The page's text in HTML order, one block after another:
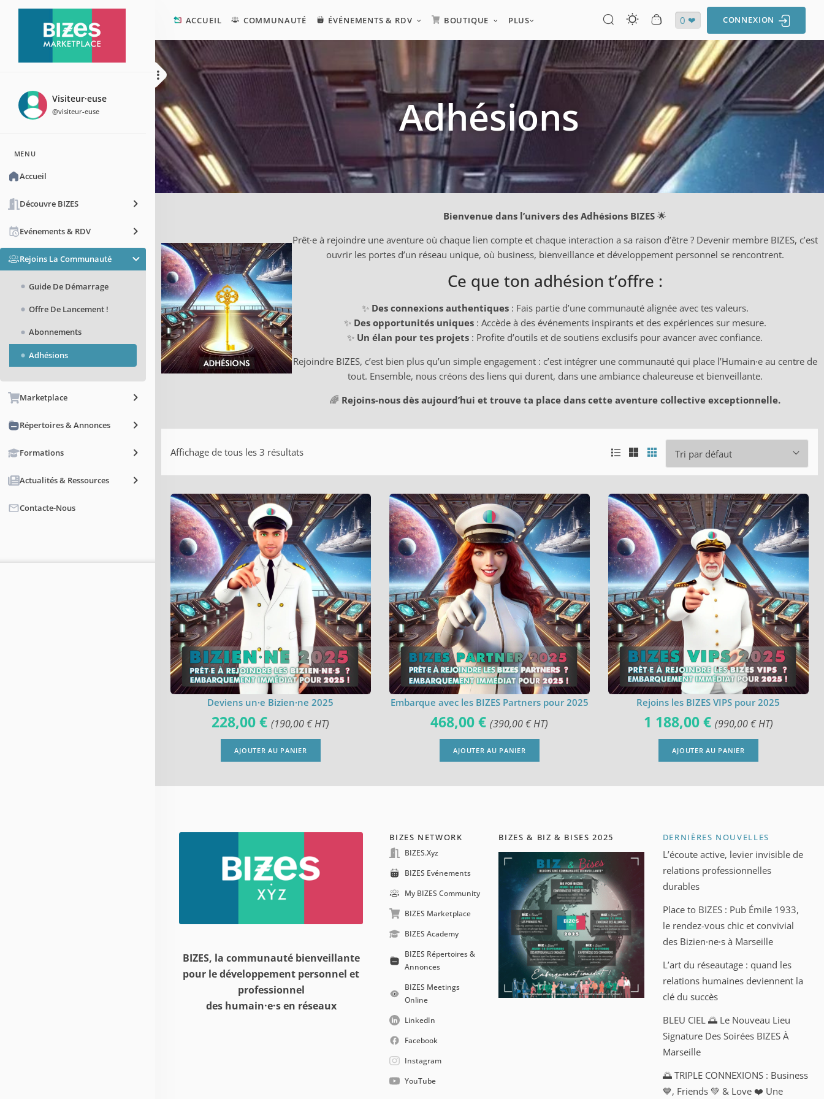
Visiteur·euse
@visiteur-euse
MENU
Accueil
Découvre BIZES
Evénements & RDV
Rejoins La Communauté
Guide De Démarrage
Offre De Lancement !
Abonnements
Adhésions
Marketplace
Répertoires & Annonces
Formations
Actualités & Ressources
Contacte-Nous
ACCUEIL COMMUNAUTÉ ÉVÉNEMENTS & RDV BOUTIQUE PLUS 0 ❤ CONNEXION
Adhésions
Bienvenue dans l’univers des Adhésions BIZES 🌟
Prêt·e à rejoindre une aventure où chaque lien compte et chaque interaction a sa raison d’être ? Devenir membre BIZES, c’est
ouvrir les portes d’un réseau unique, où business, bienveillance et développement personnel se rencontrent.
Ce que ton adhésion t’offre :
✨ Des connexions authentiques: Fais partie d’une communauté alignée avec tes valeurs.
✨ Des opportunités uniques: Accède à des événements inspirants et des expériences sur mesure.
✨ Un élan pour tes projets : Profite d’outils et de soutiens exclusifs pour avancer avec confiance.
Rejoindre BIZES, c’est bien plus qu’un simple engagement : c’est intégrer une communauté qui place l’Humain·e au centre de
tout. Ensemble, nous créons des liens qui durent, dans une ambiance chaleureuse et bienveillante.
🌈 Rejoins-nous dès aujourd’hui et trouve ta place dans cette aventure collective exceptionnelle.
Affichage de tous les 3 résultats Tri par défaut
Deviens un·e Bizien·ne 2025
228,00€ (190,00€HT)
AJOUTER AU PANIER
Embarque avec les BIZES Partners pour 2025
468,00€ (390,00€HT)
AJOUTER AU PANIER
Rejoins les BIZES VIPS pour 2025
1 188,00€ (990,00€HT)
AJOUTER AU PANIER
BIZES, la communauté bienveillante
pour le développement personnel et
professionnel
des humain·e·s en réseaux
BIZES NETWORK
BIZES.xyz
BIZES Evénements
My BIZES Community
BIZES Marketplace
BIZES Academy
BIZES Répertoires &
Annonces
BIZES Meetings
Online
LinkedIn
Facebook
Instagram
YouTube
BIZES & BIZ & BISES 2025 DERNIÈRES NOUVELLES
L’écoute active, levier invisible de
relations professionnelles
durables
Place to BIZES : Pub Émile 1933,
le rendez-vous chic et convivial
des Bizien·ne·s à Marseille
L’art du réseautage : quand les
relations humaines deviennent la
clé du succès
BLEU CIEL 🌅 Le Nouveau Lieu
Signature Des Soirées BIZES À
Marseille
🌅 TRIPLE CONNEXIONS : Business
💙, Friends 💚 & Love ❤️ Une